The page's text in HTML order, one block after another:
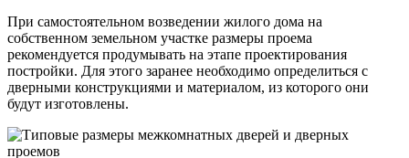
При самостоятельном возведении жилого дома на
собственном земельном участке размеры проема
рекомендуется продумывать на этапе проектирования
постройки. Для этого заранее необходимо определиться с
дверными конструкциями и материалом, из которого они
будут изготовлены.